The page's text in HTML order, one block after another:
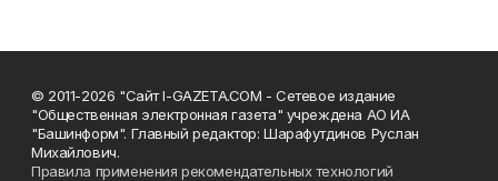
© 2011-2026 "Сайт I-GAZETA.COM - Сетевое издание
"Общественная электронная газета" учреждена АО ИА
"Башинформ". Главный редактор: Шарафутдинов Руслан
Михайлович.
Правила применения рекомендательных технологий